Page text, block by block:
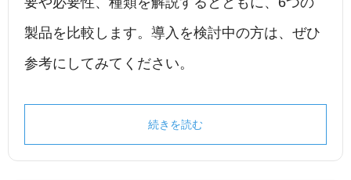
製品を比較します。導入を検討中の方は、ぜひ
参考にしてみてください。
続きを読む